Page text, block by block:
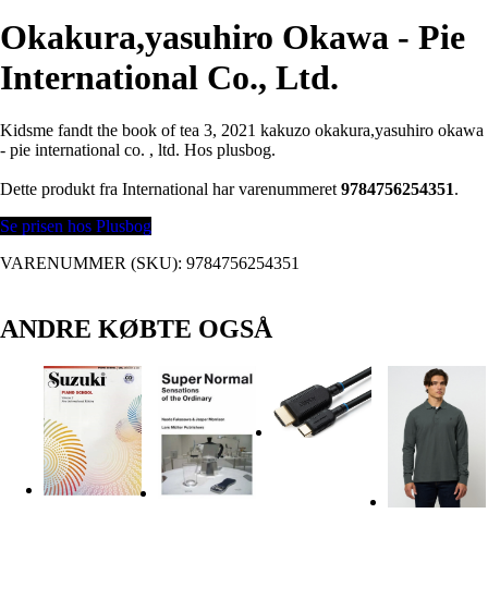
Okakura,yasuhiro Okawa - Pie
International Co., Ltd.
Kidsme fandt the book of tea 3, 2021 kakuzo okakura,yasuhiro okawa
- pie international co. , ltd. Hos plusbog.
Dette produkt fra International har varenummeret 9784756254351.
Se prisen hos Plusbog
VARENUMMER (SKU): 9784756254351
ANDRE KØBTE OGSÅ